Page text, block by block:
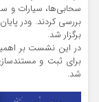
سحابی‌ها، سیارات و
بررسی کردند. ودر
برگزار شد.
در این نشست بر
برای ثبت و
شد.